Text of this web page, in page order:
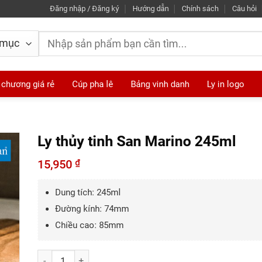
Đăng nhập / Đăng ký Hướng dẫn Chính sách Câu hỏi
Tìm
kiếm:
giá rẻ Cúp pha lê Bảng vinh danh Ly in logo
Ly thủy tinh San Marino 245ml
15,950 ₫
Dung tích: 245ml
Đường kính: 74mm
Chiều cao: 85mm
Số lượng